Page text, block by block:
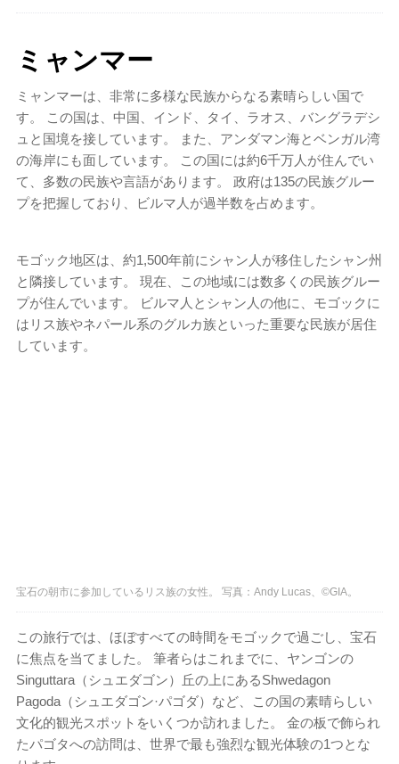
ミャンマー
ミャンマーは、非常に多様な民族からなる素晴らしい国で
す。 この国は、中国、インド、タイ、ラオス、バングラデシ
ュと国境を接しています。 また、アンダマン海とベンガル湾
の海岸にも面しています。 この国には約6千万人が住んでい
て、多数の民族や言語があります。 政府は135の民族グルー
プを把握しており、ビルマ人が過半数を占めます。
モゴック地区は、約1,500年前にシャン人が移住したシャン州
と隣接しています。 現在、この地域には数多くの民族グルー
プが住んでいます。 ビルマ人とシャン人の他に、モゴックに
はリス族やネパール系のグルカ族といった重要な民族が居住
しています。
宝石の朝市に参加しているリス族の女性。 写真：Andy Lucas、©GIA。
この旅行では、ほぼすべての時間をモゴックで過ごし、宝石
に焦点を当てました。 筆者らはこれまでに、ヤンゴンの
Singuttara（シュエダゴン）丘の上にあるShwedagon
Pagoda（シュエダゴン·パゴダ）など、この国の素晴らしい
文化的観光スポットをいくつか訪れました。 金の板で飾られ
たパゴタへの訪問は、世界で最も強烈な観光体験の1つとな